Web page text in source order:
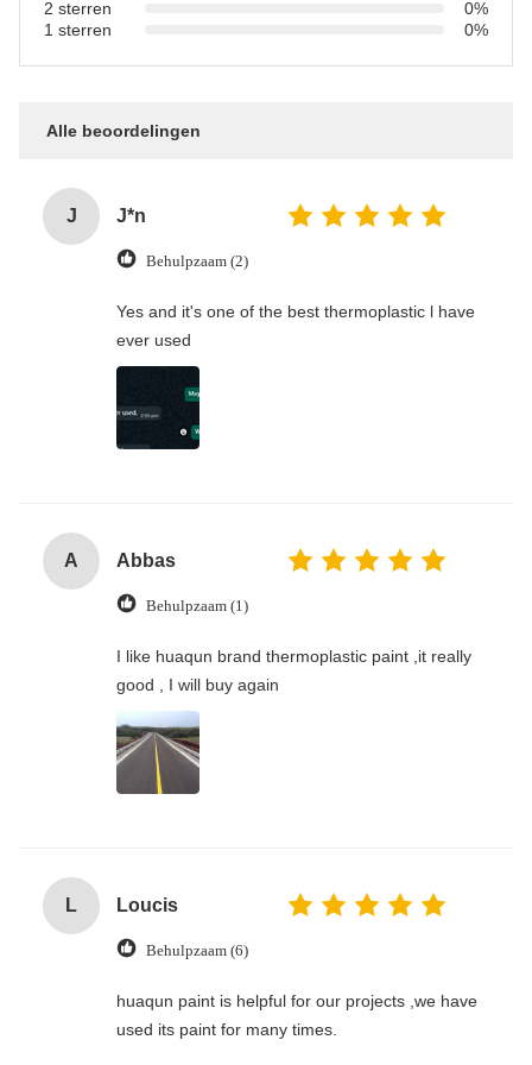
2 sterren
0%
1 sterren
0%
Alle beoordelingen
J J*n
Behulpzaam (2)
Yes and it's one of the best thermoplastic l have
ever used
A Abbas
Behulpzaam (1)
I like huaqun brand thermoplastic paint ,it really
good , I will buy again
L Loucis
Behulpzaam (6)
huaqun paint is helpful for our projects ,we have
used its paint for many times.